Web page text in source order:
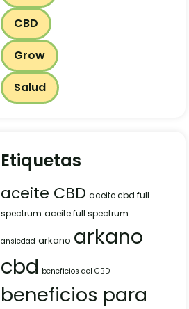
CBD
Grow
Salud
Etiquetas
aceite CBD aceite cbd full
spectrum aceite full spectrum
ansiedad arkano arkano
cbd beneficios del CBD
beneficios para